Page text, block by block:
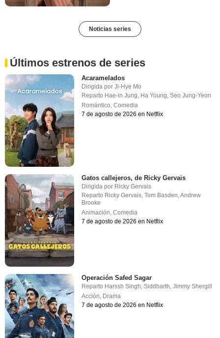
Noticias series
Últimos estrenos de series
Acaramelados
Dirigida porJi-Hye Mo
Reparto Hae-in Jung Ha Young ,Seo Jung-Yeon
Romántico ,Comedia
7 de agosto de 2026 en Netflix
Gatos callejeros, de Ricky Gervais
Dirigida por Ricky Gervais
Reparto Ricky Gervais,Tom Basden,Andrew
Brooke
Animación,Comedia
7 de agosto de 2026 en Netflix
Operación Safed Sagar
Reparto Harssh Singh,Siddharth,Jimmy Shergill
Acción, Drama
7 de agosto de 2026 en Netflix